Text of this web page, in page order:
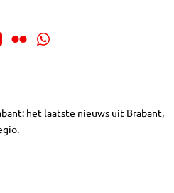
het laatste nieuws uit Brabant,